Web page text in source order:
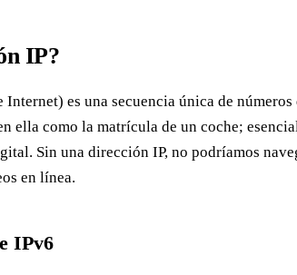
IP?
Internet) es una secuencia única de
ella como la matrícula de un coche;
Sin una dirección IP, no podríamos
en línea.
IPv6